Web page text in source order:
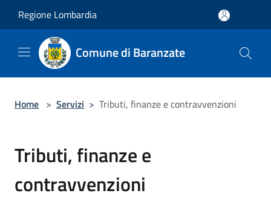
Regione Lombardia
Comune di Baranzate
Home > Servizi > Tributi, finanze e contravvenzioni
Tributi, finanze e
contravvenzioni